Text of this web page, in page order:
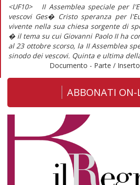
<UF10> II Assemblea speciale per
vescovi Ges� Cristo speranza per
vivente nella sua chiesa sorgente di
� il tema su cui Giovanni Paolo II ha
al 23 ottobre scorso, la II Assemblea
sinodo dei vescovi. Quinta e ultima
Documento - Parte /
ABBONATI ON-